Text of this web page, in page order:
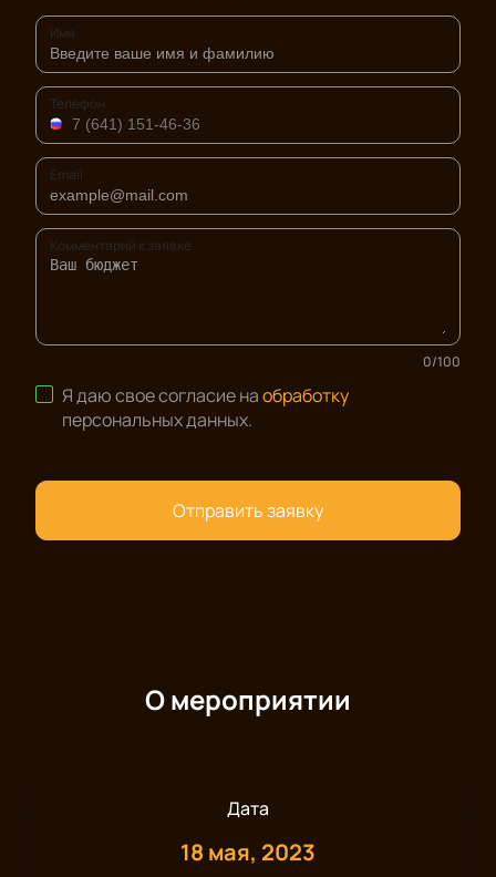
Имя
Телефон
Email
Комментарий к заявке
0/100
Я даю свое согласие наобработку
персональных данных.
Отправить заявку
О мероприятии
Дата
18 мая, 2023